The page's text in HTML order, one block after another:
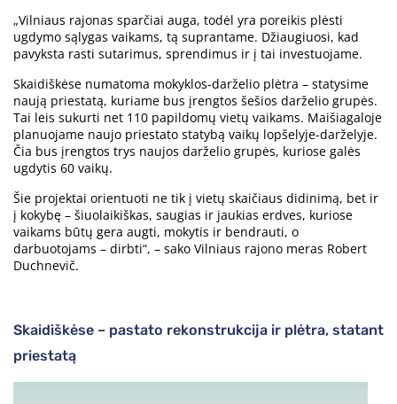
„Vilniaus rajonas sparčiai auga, todėl yra poreikis plėsti
ugdymo sąlygas vaikams, tą suprantame. Džiaugiuosi, kad
pavyksta rasti sutarimus, sprendimus ir į tai investuojame.
Skaidiškėse numatoma mokyklos-darželio plėtra – statysime
naują priestatą, kuriame bus įrengtos šešios darželio grupės.
Tai leis sukurti net 110 papildomų vietų vaikams. Maišiagaloje
planuojame naujo priestato statybą vaikų lopšelyje-darželyje.
Čia bus įrengtos trys naujos darželio grupės, kuriose galės
ugdytis 60 vaikų.
Šie projektai orientuoti ne tik į vietų skaičiaus didinimą, bet ir
į kokybę – šiuolaikiškas, saugias ir jaukias erdves, kuriose
vaikams būtų gera augti, mokytis ir bendrauti, o
darbuotojams – dirbti“, – sako Vilniaus rajono meras Robert
Duchnevič.
Skaidiškėse – pastato rekonstrukcija ir plėtra, statant
priestatą